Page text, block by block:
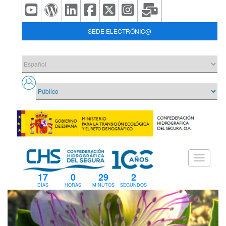
SEDE ELECTRÓNIC@
17
DÍAS
0
HORAS
29
MINUTOS
2
SEGUNDOS